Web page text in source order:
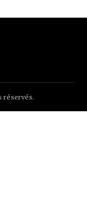
réservés.